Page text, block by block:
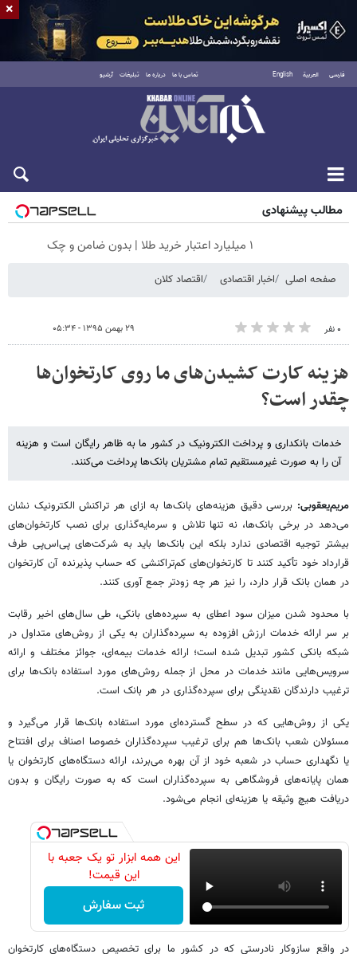
فارسی العربية English تماس با ما درباره ما تبلیغات آرشیو
جمعه ۱۶ مرداد ۱۴۰۵
مطالب پیشنهادی
۱ میلیارد اعتبار خرید طلا | بدون ضامن و چک
صفحه اصلی اخبار اقتصادی اقتصاد کلان
۰ نفر ۲۹ بهمن ۱۳۹۵ - ۰۵:۳۴
هزینه کارت کشیدن‌های ما روی کارتخوان‌ها
چقدر است؟
خدمات بانکداری و پرداخت الکترونیک در کشور ما به ظاهر رایگان است و هزینه
آن را به صورت غیرمستقیم تمام مشتریان بانک‌ها پرداخت می‌کنند.
مریم‌یعقوبی: بررسی دقیق هزینه‌های بانک‌ها به ازای هر تراکنش الکترونیک نشان
می‌دهد در برخی بانک‌ها، نه تنها تلاش و سرمایه‌گذاری برای نصب کارتخوان‌های
بیشتر توجیه اقتصادی ندارد بلکه این بانک‌ها باید به شرکت‌های پی‌اس‌پی طرف
قرارداد خود تأکید کنند تا کارتخوان‌های کم‌تراکنشی که حساب پذیرنده آن کارتخوان
در همان بانک قرار دارد، را نیز هر چه زودتر جمع آوری کنند.
با محدود شدن میزان سود اعطای به سپرده‌های بانکی، طی سال‌های اخیر رقابت
بر سر ارائه خدمات ارزش افزوده به سپرده‌گذاران به یکی از روش‌های متداول در
شبکه بانکی کشور تبدیل شده است؛ ارائه خدمات بیمه‌ای، جوائز مختلف و ارائه
سرویس‌هایی مانند خدمات در محل از جمله روش‌های مورد استفاده بانک‌ها برای
ترغیب دارندگان نقدینگی برای سپرده‌گذاری در هر بانک است.
یکی از روش‌هایی که در سطح گسترده‌ای مورد استفاده بانک‌ها قرار می‌گیرد و
مسئولان شعب بانک‌ها هم برای ترغیب سپرده‌گذاران خصوصا اصناف برای افتتاح
یا نگهداری حساب در شعبه خود از آن بهره می‌برند، ارائه دستگاه‌های کارتخوان یا
همان پایانه‌های فروشگاهی به سپرده‌گذاران است که به صورت رایگان و بدون
دریافت هیچ وثیقه یا هزینه‌ای انجام می‌شود.
این همه ابزار تو یک جعبه با
این قیمت!
ثبت سفارش
در واقع سازوکار نادرستی که در کشور ما برای تخصیص دستگاه‌های کارتخوان
×